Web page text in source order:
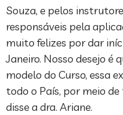
Souza, e pelos
responsáveis pela
muito felizes por dar
Janeiro. Nosso desejo é
modelo do Curso, essa
todo o País, por meio de
disse a dra. Ariane.